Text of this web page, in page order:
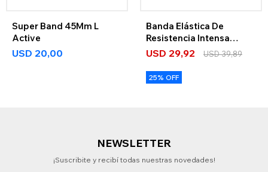
Super Band 45Mm L
Active
USD 20,00
Banda Elástica De
Resistencia Intensa
Adidas
USD 29,92 USD39,89
25% OFF
NEWSLETTER
¡Suscribite y recibí todas nuestras novedades!